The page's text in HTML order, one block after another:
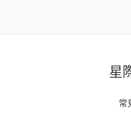
星
常